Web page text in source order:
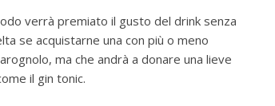
verrà premiato il gusto del drink senza
se acquistarne una con più o meno
ma che andrà a donare una lieve
il gin tonic.